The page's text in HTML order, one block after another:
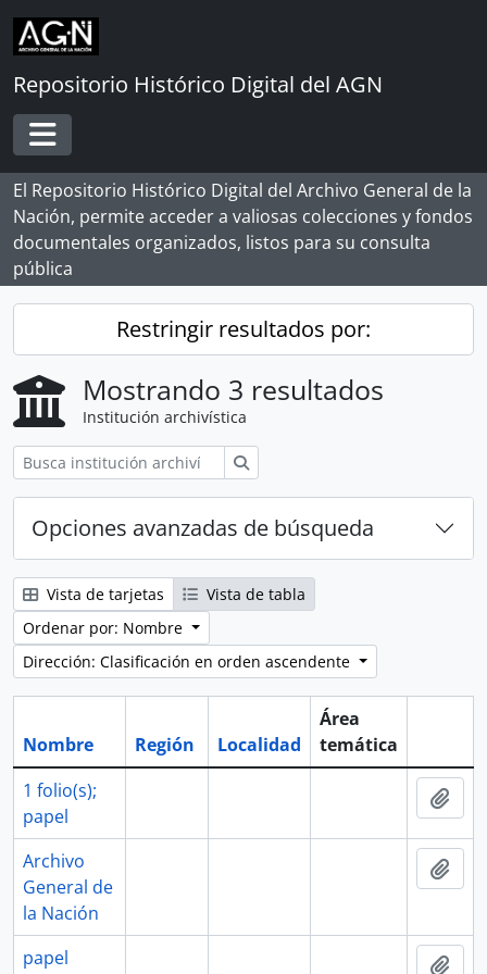
Skip to main content
Repositorio Histórico Digital del AGN
Toggle navigation
El Repositorio Histórico Digital del Archivo General de la
Nación, permite acceder a valiosas colecciones y fondos
documentales organizados, listos para su consulta
pública
Restringir resultados por:
Mostrando 3 resultados
Institución archivística
Opciones avanzadas de búsqueda
Vista de tarjetas
Vista de tabla
Ordenar por: Nombre
Dirección: Clasificación en orden ascendente
Nombre Región Localidad
Área
temática
1 folio(s);
papel
Archivo
General de
la Nación
papel